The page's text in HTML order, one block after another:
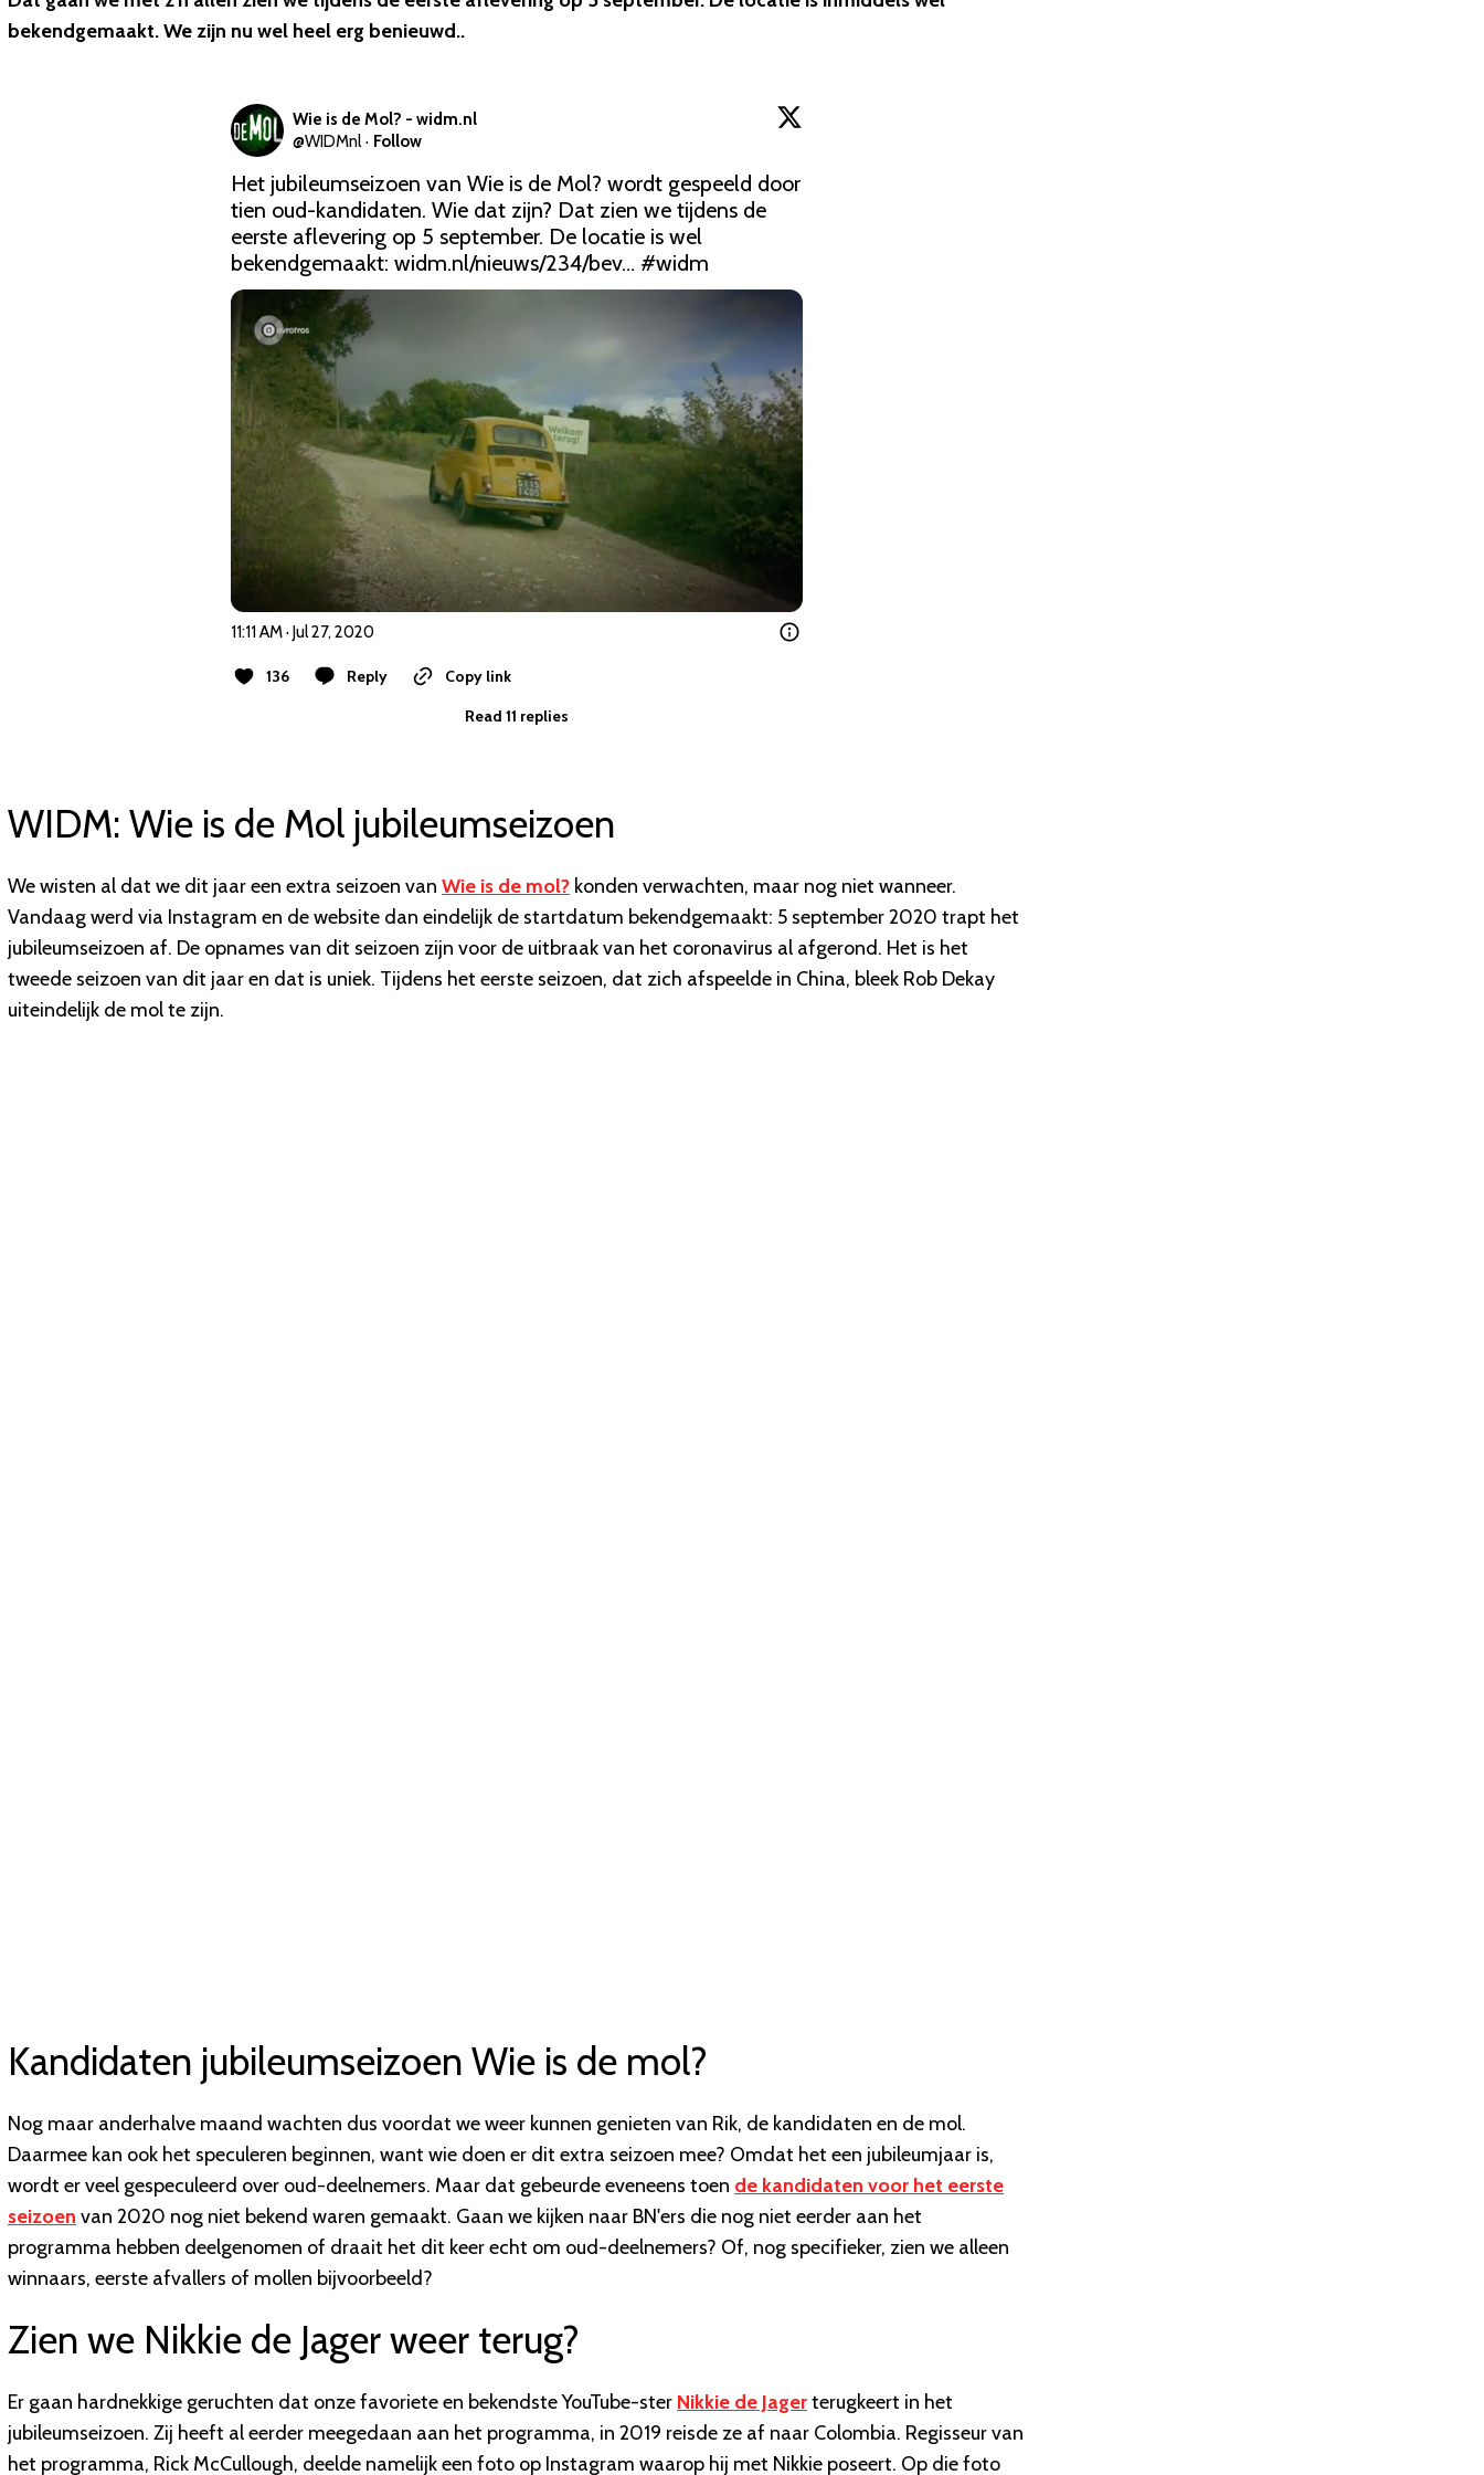
bekendgemaakt. We zijn nu wel heel erg benieuwd..
Wie is de Mol? - widm.nl
@WIDMnl · Follow
Het jubileumseizoen van Wie is de Mol? wordt gespeeld door
tien oud-kandidaten. Wie dat zijn? Dat zien we tijdens de
eerste aflevering op 5 september. De locatie is wel
bekendgemaakt: widm.nl/nieuws/234/bev… #widm
11:11 AM · Jul 27, 2020
136 Reply
Copy link
Read 11 replies
WIDM: Wie is de Mol jubileumseizoen
We wisten al dat we dit jaar een extra seizoen van Wie is de mol? konden verwachten, maar nog niet wanneer.
Vandaag werd via Instagram en de website dan eindelijk de startdatum bekendgemaakt: 5 september 2020 trapt het
jubileumseizoen af. De opnames van dit seizoen zijn voor de uitbraak van het coronavirus al afgerond. Het is het
tweede seizoen van dit jaar en dat is uniek. Tijdens het eerste seizoen, dat zich afspeelde in China, bleek Rob Dekay
uiteindelijk de mol te zijn.
Kandidaten jubileumseizoen Wie is de mol?
Nog maar anderhalve maand wachten dus voordat we weer kunnen genieten van Rik, de kandidaten en de mol.
Daarmee kan ook het speculeren beginnen, want wie doen er dit extra seizoen mee? Omdat het een jubileumjaar is,
wordt er veel gespeculeerd over oud-deelnemers. Maar dat gebeurde eveneens toen de kandidaten voor het eerste
seizoen van 2020 nog niet bekend waren gemaakt. Gaan we kijken naar BN'ers die nog niet eerder aan het
programma hebben deelgenomen of draait het dit keer echt om oud-deelnemers? Of, nog specifieker, zien we alleen
winnaars, eerste afvallers of mollen bijvoorbeeld?
Zien we Nikkie de Jager weer terug?
Er gaan hardnekkige geruchten dat onze favoriete en bekendste YouTube-ster Nikkie de Jagerterugkeert in het
jubileumseizoen. Zij heeft al eerder meegedaan aan het programma, in 2019 reisde ze af naar Colombia. Regisseur van
het programma, Rick McCullough, deelde namelijk een foto op Instagram waarop hij met Nikkie poseert. Op die foto